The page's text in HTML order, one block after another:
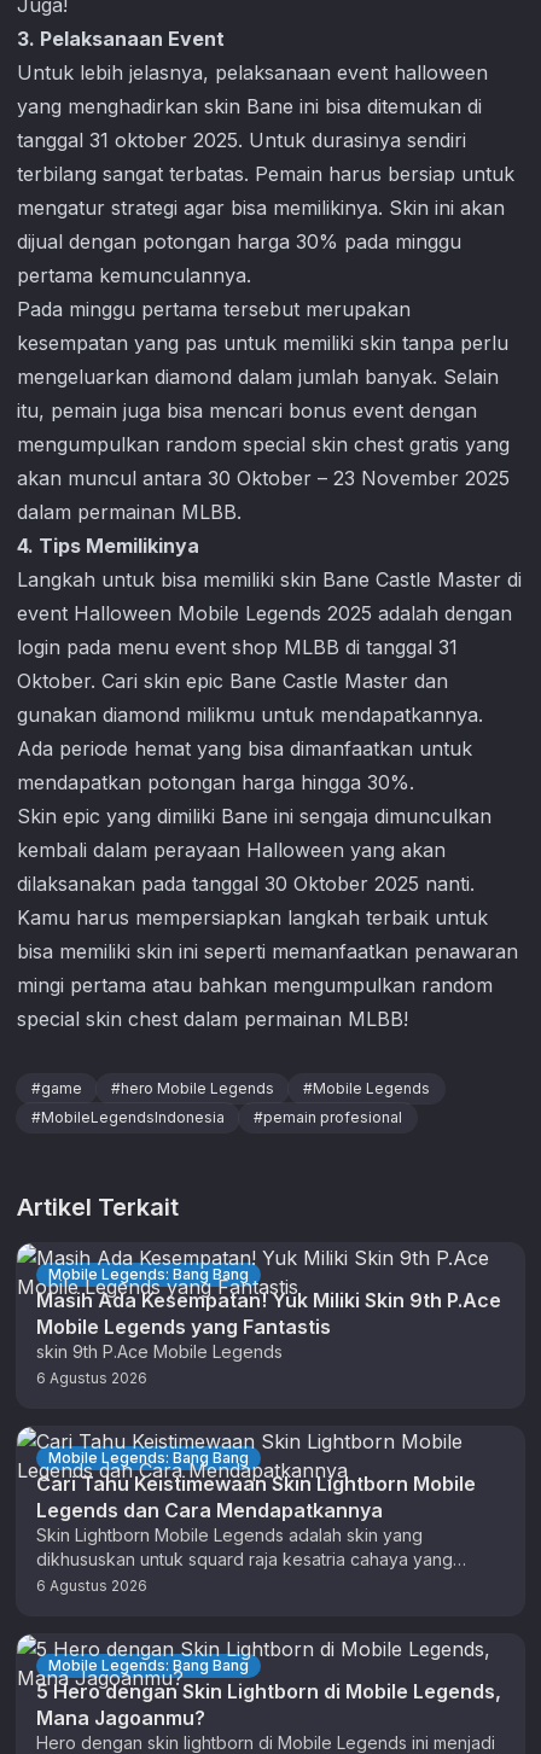
3. Pelaksanaan Event
Untuk lebih jelasnya, pelaksanaan event halloween
yang menghadirkan skin Bane ini bisa ditemukan di
tanggal 31 oktober 2025. Untuk durasinya sendiri
terbilang sangat terbatas. Pemain harus bersiap untuk
mengatur strategi agar bisa memilikinya. Skin ini akan
dijual dengan potongan harga 30% pada minggu
pertama kemunculannya.
Pada minggu pertama tersebut merupakan
kesempatan yang pas untuk memiliki skin tanpa perlu
mengeluarkan diamond dalam jumlah banyak. Selain
itu, pemain juga bisa mencari bonus event dengan
mengumpulkan random special skin chest gratis yang
akan muncul antara 30 Oktober – 23 November 2025
dalam permainan MLBB.
4. Tips Memilikinya
Langkah untuk bisa memiliki skin Bane Castle Master di
event Halloween Mobile Legends 2025 adalah dengan
login pada menu event shop MLBB di tanggal 31
Oktober. Cari skin epic Bane Castle Master dan
gunakan diamond milikmu untuk mendapatkannya.
Ada periode hemat yang bisa dimanfaatkan untuk
mendapatkan potongan harga hingga 30%.
Skin epic yang dimiliki Bane ini sengaja dimunculkan
kembali dalam perayaan Halloween yang akan
dilaksanakan pada tanggal 30 Oktober 2025 nanti.
Kamu harus mempersiapkan langkah terbaik untuk
bisa memiliki skin ini seperti memanfaatkan penawaran
mingi pertama atau bahkan mengumpulkan random
special skin chest dalam permainan MLBB!
#game #hero Mobile Legends #Mobile Legends
#MobileLegendsIndonesia #pemain profesional
Artikel Terkait
Mobile Legends: Bang Bang
Masih Ada Kesempatan! Yuk Miliki Skin 9th P.Ace
Mobile Legends yang Fantastis
skin 9th P.Ace Mobile Legends
6 Agustus 2026
Mobile Legends: Bang Bang
Cari Tahu Keistimewaan Skin Lightborn Mobile
Legends dan Cara Mendapatkannya
Skin Lightborn Mobile Legends adalah skin yang
dikhususkan untuk squard raja kesatria cahaya yang
menguasai Land of Dawn. Ada 5 …
6 Agustus 2026
Mobile Legends: Bang Bang
5 Hero dengan Skin Lightborn di Mobile Legends,
Mana Jagoanmu?
Hero dengan skin lightborn di Mobile Legends ini menjadi